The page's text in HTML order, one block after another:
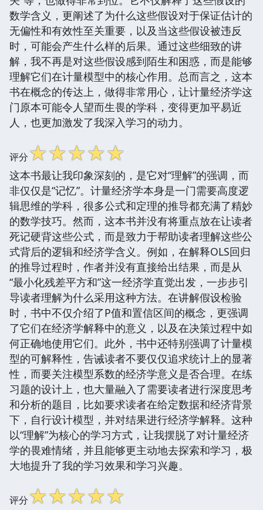
数学含义，更阐述了为什么这些假设对于保证估计的
无偏性和有效性至关重要，以及当这些假设被违反
时，可能会产生什么样的后果。通过这些细致的讲
解，我不再是对这些假设感到陌生和困惑，而是能够
理解它们在计量模型中的核心作用。总而言之，这本
书在概念的传达上，做得非常用心，让计量经济学这
门原本可能令人望而生畏的学科，变得更加平易近
人，也更加激发了我深入学习的动力。
评分☆☆☆☆☆
这本书最让我印象深刻的，是它对“理解”的强调，而
非仅仅是“记忆”。计量经济学本身是一门需要高度逻
辑思维的学科，很多公式和定理的推导都充满了精妙
的数学技巧。然而，这本书并没有将重点放在让读者
死记硬背这些公式，而是致力于帮助读者理解这些公
式背后的逻辑和经济学含义。例如，在解释OLS回归
的推导过程时，作者并没有直接给出结果，而是从
“最小化残差平方和”这一经济学直觉出发，一步步引
导读者理解为什么采用这种方法。在讲解假设检验
时，书中不仅介绍了P值和置信区间的概念，更强调
了它们在经济学解释中的意义，以及在决策过程中如
何正确地使用它们。此外，书中还特别强调了计量模
型的可解释性，告诫读者不要仅仅追求统计上的显著
性，而要关注模型系数的经济学意义是否合理。在练
习题的设计上，也大量融入了需要读者进行深度思考
和分析的题目，比如要求读者在给定数据和经济背景
下，自行设计模型，并对结果进行经济学解释。这种
以“理解”为核心的学习方式，让我摆脱了对计量经济
学的畏难情绪，并且能够更主动地去探索和学习，极
大地提升了我的学习效果和学习兴趣。
评分☆☆☆☆☆